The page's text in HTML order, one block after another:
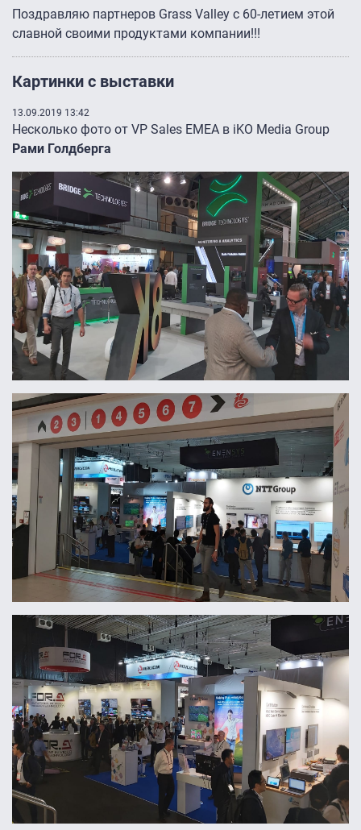
Поздравляю партнеров Grass Valley с 60-летием этой
славной своими продуктами компании!!!
Картинки с выставки
13.09.2019 13:42
Несколько фото от VP Sales EMEA в iKO Media Group
Рами Голдберга